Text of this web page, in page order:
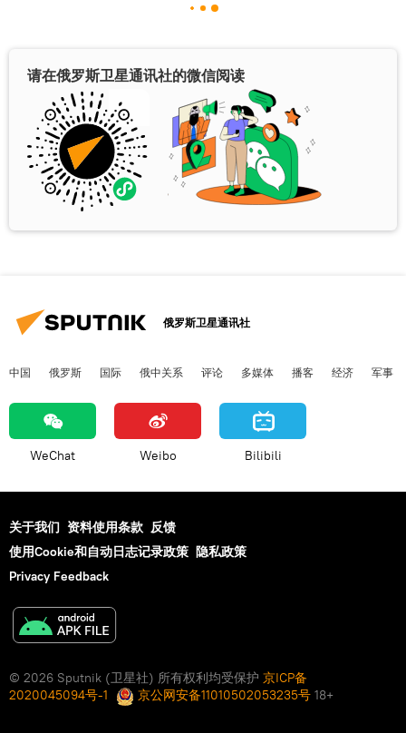
请在俄罗斯卫星通讯社的微信阅读
俄罗斯卫星通讯社
中国 俄罗斯 国际 俄中关系 评论 多媒体 播客 经济 军事
WeChat Weibo Bilibili
关于我们 资料使用条款 反馈
使用Cookie和自动日志记录政策 隐私政策
Privacy Feedback
© 2026 Sputnik (卫星社) 所有权利均受保护 京ICP备
2020045094号-1
京公网安备11010502053235号 18+